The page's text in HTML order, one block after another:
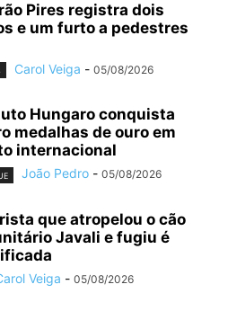
Pires registra dois
e um furto a pedestres
Carol Veiga - 05/08/2026
Hungaro conquista
medalhas de ouro em
internacional
João Pedro - 05/08/2026
que atropelou o cão
Javali e fugiu é
Veiga - 05/08/2026